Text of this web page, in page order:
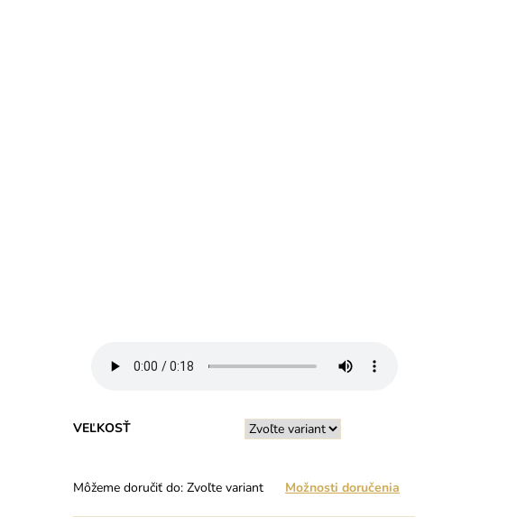
VEĽKOSŤ
Môžeme doručiť do: Zvoľte variant Možnosti doručenia